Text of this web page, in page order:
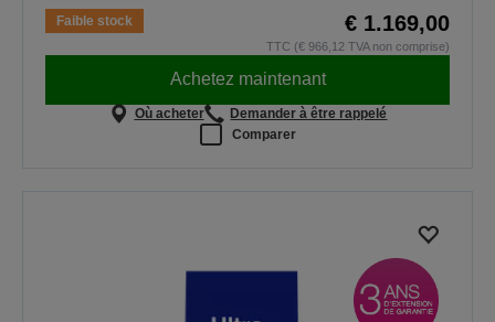
Faible stock € 1.169,00
TTC (€ 966,12 TVA non comprise)
Achetez maintenant
Où acheter
Demander à être rappelé
Comparer